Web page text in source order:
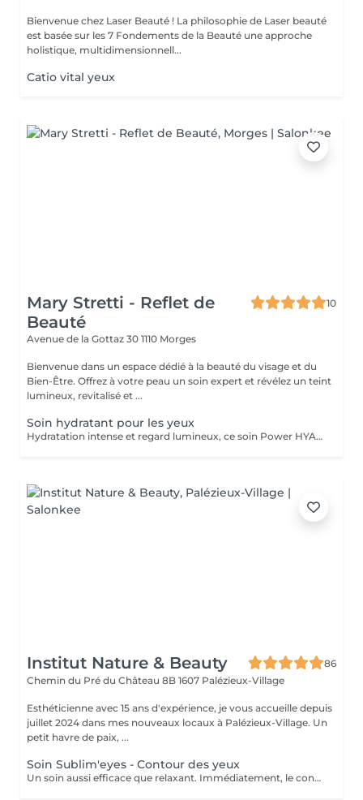
Bienvenue chez Laser Beauté ! La philosophie de Laser beauté
est basée sur les 7 Fondements de la Beauté une approche
holistique, multidimensionnell...
Catio vital yeux
Mary Stretti - Reflet de
Beauté
10
Avenue de la Gottaz 30 1110 Morges
Bienvenue dans un espace dédié à la beauté du visage et du
Bien-Être. Offrez à votre peau un soin expert et révélez un teint
lumineux, revitalisé et ...
Soin hydratant pour les yeux
Hydratation intense et regard lumineux, ce soin Power HYALURONIC contour des yeux et cils est spécialement conçu pour hydrater intensément la zone fragile du regard. Cible: contour des yeux déshydraté / ridules des déshydrations / regard fatigués cernes légers. Convient tout types de peaux mêmes sensibles. (Idéal en soin seul ou complémentaire d'un soin visage)
Institut Nature & Beauty
86
Chemin du Pré du Château 8B 1607 Palézieux-Village
Esthéticienne avec 15 ans d'expérience, je vous accueille depuis
juillet 2024 dans mes nouveaux locaux à Palézieux-Village. Un
petit havre de paix, ...
Soin Sublim'eyes - Contour des yeux
Un soin aussi efficace que relaxant. Immédiatement, le contour des yeux est détendu, décongestionné et dynamisé. (Le soin Sublim'eyes peut être réalisé durant votre soin du visage, au tarif de CHF 39.-).